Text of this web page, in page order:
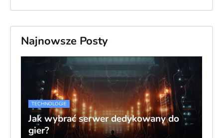
Najnowsze Posty
TECHNOLOGIE
Jak wybrać serwer dedykowany do
gier?